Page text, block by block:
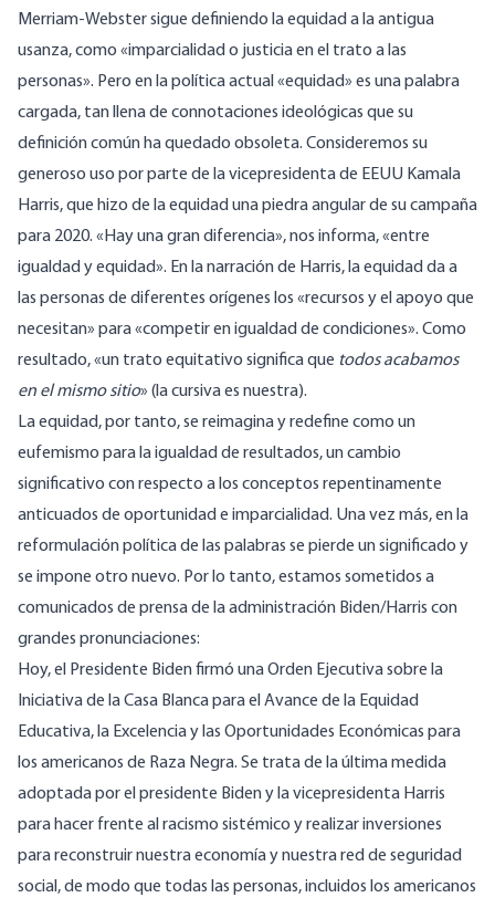
Merriam-Webster sigue definiendo la equidad a la antigua
usanza, como «imparcialidad o justicia en el trato a las
personas». Pero en la política actual «equidad» es una palabra
cargada, tan llena de connotaciones ideológicas que su
definición común ha quedado obsoleta. Consideremos su
generoso uso por parte de la vicepresidenta de EEUU Kamala
Harris, que hizo de la equidad una piedra angular de su campaña
para 2020. «Hay una gran diferencia», nos informa, «entre
igualdad y equidad». En la narración de Harris, la equidad da a
las personas de diferentes orígenes los «recursos y el apoyo que
necesitan» para «competir en igualdad de condiciones». Como
resultado, «un trato equitativo significa que todos acabamos
en el mismo sitio» (la cursiva es nuestra).
La equidad, por tanto, se reimagina y redefine como un
eufemismo para la igualdad de resultados, un cambio
significativo con respecto a los conceptos repentinamente
anticuados de oportunidad e imparcialidad. Una vez más, en la
reformulación política de las palabras se pierde un significado y
se impone otro nuevo. Por lo tanto, estamos sometidos a
comunicados de prensa de la administración Biden/Harris con
grandes pronunciaciones:
Hoy, el Presidente Biden firmó una Orden Ejecutiva sobre la
Iniciativa de la Casa Blanca para el Avance de la Equidad
Educativa, la Excelencia y las Oportunidades Económicas para
los americanos de Raza Negra. Se trata de la última medida
adoptada por el presidente Biden y la vicepresidenta Harris
para hacer frente al racismo sistémico y realizar inversiones
para reconstruir nuestra economía y nuestra red de seguridad
social, de modo que todas las personas, incluidos los americanos